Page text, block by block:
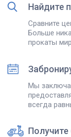
Найдите
Сравните
Больше
прокаты
Мы
всегда
Получите